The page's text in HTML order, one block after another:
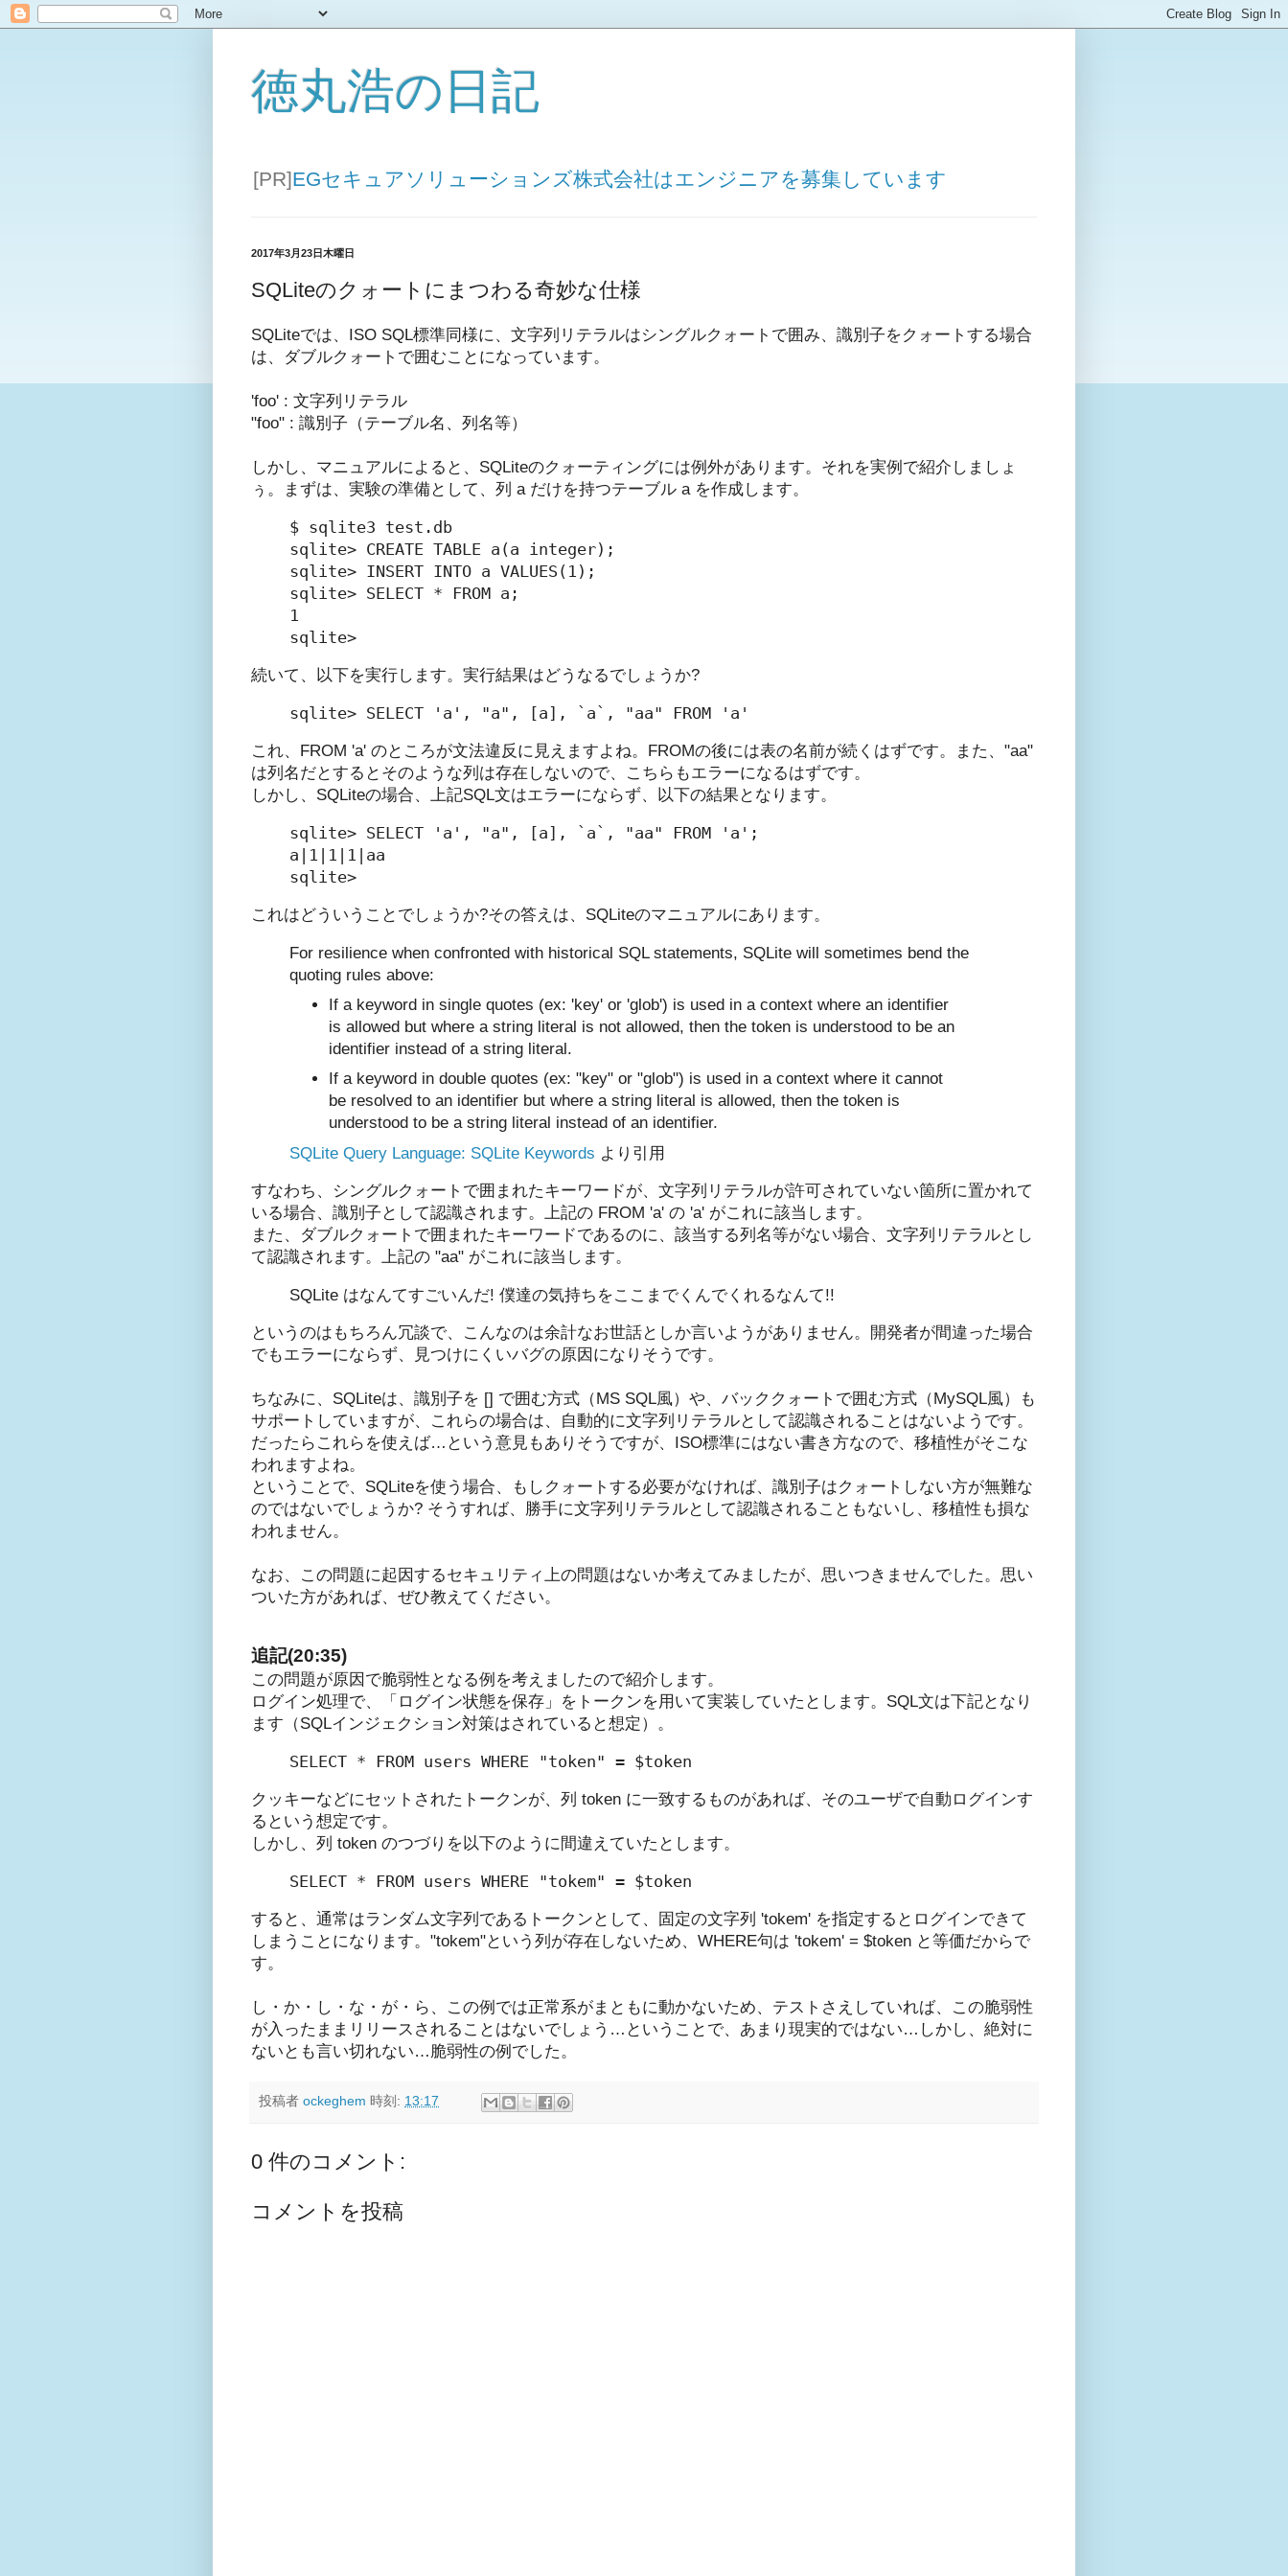
徳丸浩の日記
[PR]EGセキュアソリューションズ株式会社はエンジニアを募集しています
2017年3月23日木曜日
SQLiteのクォートにまつわる奇妙な仕様
SQLiteでは、ISO SQL標準同様に、文字列リテラルはシングルクォートで囲み、識別子をクォートする場合
は、ダブルクォートで囲むことになっています。
'foo' : 文字列リテラル
"foo" : 識別子（テーブル名、列名等）
しかし、マニュアルによると、SQLiteのクォーティングには例外があります。それを実例で紹介しましょ
ぅ。まずは、実験の準備として、列 a だけを持つテーブル a を作成します。
$ sqlite3 test.db
sqlite> CREATE TABLE a(a integer);
sqlite> INSERT INTO a VALUES(1);
sqlite> SELECT * FROM a;
1
続いて、以下を実行します。実行結果はどうなるでしょうか?
sqlite> SELECT 'a', "a", [a], `a`, "aa" FROM 'a'
これ、FROM 'a' のところが文法違反に見えますよね。FROMの後には表の名前が続くはずです。また、"aa"
は列名だとするとそのような列は存在しないので、こちらもエラーになるはずです。
しかし、SQLiteの場合、上記SQL文はエラーにならず、以下の結果となります。
sqlite> SELECT 'a', "a", [a], `a`, "aa" FROM 'a';
a|1|1|1|aa
sqlite>
これはどういうことでしょうか?その答えは、SQLiteのマニュアルにあります。
For resilience when confronted with historical SQL statements, SQLite will sometimes bend the
quoting rules above:
If a keyword in single quotes (ex: 'key' or 'glob') is used in a context where an identifier
is allowed but where a string literal is not allowed, then the token is understood to be an
identifier instead of a string literal.
If a keyword in double quotes (ex: "key" or "glob") is used in a context where it cannot
be resolved to an identifier but where a string literal is allowed, then the token is
understood to be a string literal instead of an identifier.
SQLite Query Language: SQLite Keywords より引用
すなわち、シングルクォートで囲まれたキーワードが、文字列リテラルが許可されていない箇所に置かれて
いる場合、識別子として認識されます。上記の FROM 'a' の 'a' がこれに該当します。
また、ダブルクォートで囲まれたキーワードであるのに、該当する列名等がない場合、文字列リテラルとし
て認識されます。上記の "aa" がこれに該当します。
SQLite はなんてすごいんだ! 僕達の気持ちをここまでくんでくれるなんて!!
というのはもちろん冗談で、こんなのは余計なお世話としか言いようがありません。開発者が間違った場合
でもエラーにならず、見つけにくいバグの原因になりそうです。
ちなみに、SQLiteは、識別子を [] で囲む方式（MS SQL風）や、バッククォートで囲む方式（MySQL風）も
サポートしていますが、これらの場合は、自動的に文字列リテラルとして認識されることはないようです。
だったらこれらを使えば…という意見もありそうですが、ISO標準にはない書き方なので、移植性がそこな
われますよね。
ということで、SQLiteを使う場合、もしクォートする必要がなければ、識別子はクォートしない方が無難な
のではないでしょうか? そうすれば、勝手に文字列リテラルとして認識されることもないし、移植性も損な
われません。
なお、この問題に起因するセキュリティ上の問題はないか考えてみましたが、思いつきませんでした。思い
ついた方があれば、ぜひ教えてください。
追記(20:35)
この問題が原因で脆弱性となる例を考えましたので紹介します。
ログイン処理で、「ログイン状態を保存」をトークンを用いて実装していたとします。SQL文は下記となり
ます（SQLインジェクション対策はされていると想定）。
SELECT * FROM users WHERE "token" = $token
クッキーなどにセットされたトークンが、列 token に一致するものがあれば、そのユーザで自動ログインす
るという想定です。
しかし、列 token のつづりを以下のように間違えていたとします。
SELECT * FROM users WHERE "tokem" = $token
すると、通常はランダム文字列であるトークンとして、固定の文字列 'tokem' を指定するとログインできて
しまうことになります。"tokem"という列が存在しないため、WHERE句は 'tokem' = $token と等価だからで
す。
し・か・し・な・が・ら、この例では正常系がまともに動かないため、テストさえしていれば、この脆弱性
が入ったままリリースされることはないでしょう…ということで、あまり現実的ではない…しかし、絶対に
ないとも言い切れない…脆弱性の例でした。
投稿者 ockeghem 時刻: 13:17
0 件のコメント:
コメントを投稿